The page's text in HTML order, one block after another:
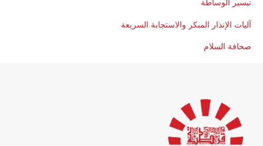
تيسير الوساطة
آليات الإنذار المبكر والاستجابة السريعة
صحافة السلام